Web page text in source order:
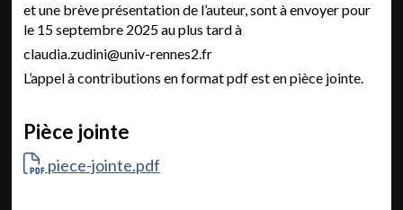
et une brève présentation de l’auteur, sont à envoyer pour
le 15 septembre 2025 au plus tard à
claudia.zudini@univ-rennes2.fr
L’appel à contributions en format pdf est en pièce jointe.
Pièce jointe
piece-jointe.pdf